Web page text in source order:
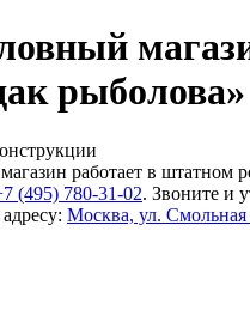
рыболова»
работает в штатном
(495) 780-31-02. Звоните и
Москва, ул. Смольная